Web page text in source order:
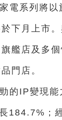
電系列將
下月上市
艦店及多
門店。
的IP變現
184.7%；